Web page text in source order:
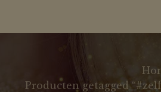
Producten getagged